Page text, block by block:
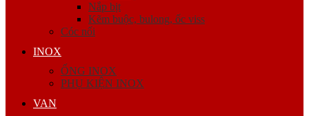
Nắp bịt
Kẽm buộc, bulong, ốc viss
Cóc nối
INOX
ỐNG INOX
PHỤ KIỆN INOX
VAN